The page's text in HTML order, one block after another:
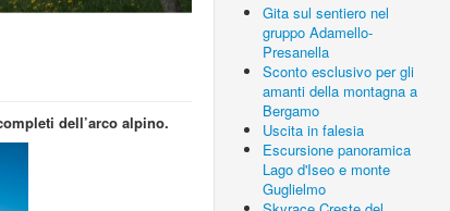
dell’arco alpino.
Gita sul sentiero nel
gruppo Adamello-
Presanella
Sconto esclusivo per gli
amanti della montagna a
Bergamo
Uscita in falesia
Escursione panoramica
Lago d'Iseo e monte
Guglielmo